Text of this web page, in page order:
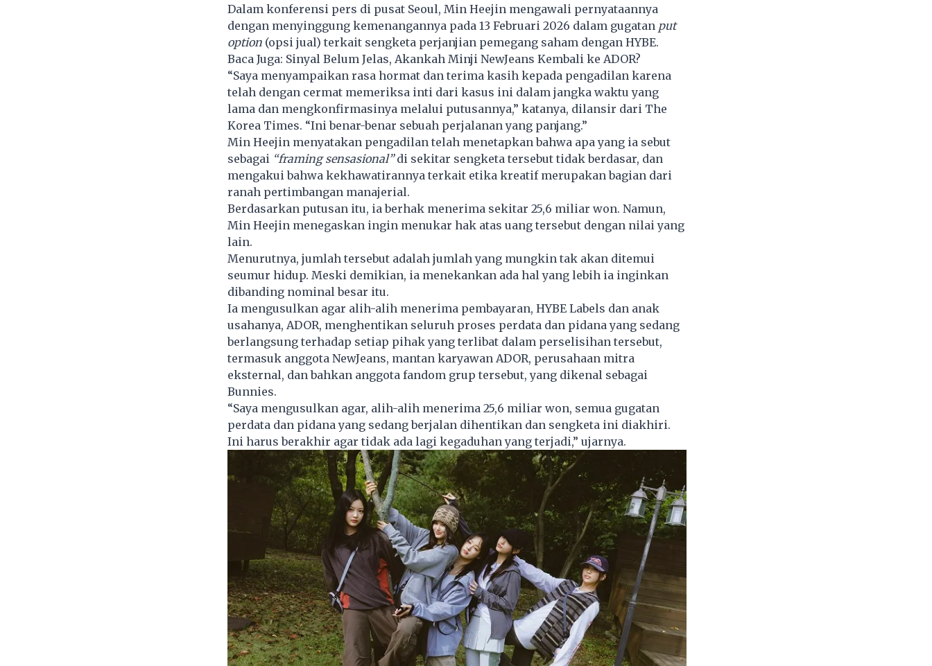
Dalam konferensi pers di pusat Seoul, Min Heejin mengawali pernyataannya
dengan menyinggung kemenangannya pada 13 Februari 2026 dalam gugatan put
option(opsi jual) terkait sengketa perjanjian pemegang saham dengan HYBE.
Baca Juga: Sinyal Belum Jelas, Akankah Minji NewJeans Kembali ke ADOR?
“Saya menyampaikan rasa hormat dan terima kasih kepada pengadilan karena
telah dengan cermat memeriksa inti dari kasus ini dalam jangka waktu yang
lama dan mengkonfirmasinya melalui putusannya,” katanya, dilansir dari The
Korea Times. “Ini benar-benar sebuah perjalanan yang panjang.”
Min Heejin menyatakan pengadilan telah menetapkan bahwa apa yang ia sebut
sebagai “framing sensasional”di sekitar sengketa tersebut tidak berdasar, dan
mengakui bahwa kekhawatirannya terkait etika kreatif merupakan bagian dari
ranah pertimbangan manajerial.
Berdasarkan putusan itu, ia berhak menerima sekitar 25,6 miliar won. Namun,
Min Heejin menegaskan ingin menukar hak atas uang tersebut dengan nilai yang
lain.
Menurutnya, jumlah tersebut adalah jumlah yang mungkin tak akan ditemui
seumur hidup. Meski demikian, ia menekankan ada hal yang lebih ia inginkan
dibanding nominal besar itu.
Ia mengusulkan agar alih-alih menerima pembayaran, HYBE Labels dan anak
usahanya, ADOR, menghentikan seluruh proses perdata dan pidana yang sedang
berlangsung terhadap setiap pihak yang terlibat dalam perselisihan tersebut,
termasuk anggota NewJeans, mantan karyawan ADOR, perusahaan mitra
eksternal, dan bahkan anggota fandom grup tersebut, yang dikenal sebagai
Bunnies.
“Saya mengusulkan agar, alih-alih menerima 25,6 miliar won, semua gugatan
perdata dan pidana yang sedang berjalan dihentikan dan sengketa ini diakhiri.
Ini harus berakhir agar tidak ada lagi kegaduhan yang terjadi,” ujarnya.